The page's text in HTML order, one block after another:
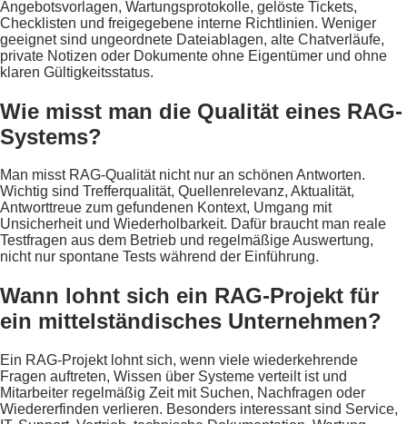
Angebotsvorlagen, Wartungsprotokolle, gelöste Tickets,
Checklisten und freigegebene interne Richtlinien. Weniger
geeignet sind ungeordnete Dateiablagen, alte Chatverläufe,
private Notizen oder Dokumente ohne Eigentümer und ohne
klaren Gültigkeitsstatus.
Wie misst man die Qualität eines RAG-
Systems?
Man misst RAG-Qualität nicht nur an schönen Antworten.
Wichtig sind Trefferqualität, Quellenrelevanz, Aktualität,
Antworttreue zum gefundenen Kontext, Umgang mit
Unsicherheit und Wiederholbarkeit. Dafür braucht man reale
Testfragen aus dem Betrieb und regelmäßige Auswertung,
nicht nur spontane Tests während der Einführung.
Wann lohnt sich ein RAG-Projekt für
ein mittelständisches Unternehmen?
Ein RAG-Projekt lohnt sich, wenn viele wiederkehrende
Fragen auftreten, Wissen über Systeme verteilt ist und
Mitarbeiter regelmäßig Zeit mit Suchen, Nachfragen oder
Wiedererfinden verlieren. Besonders interessant sind Service,